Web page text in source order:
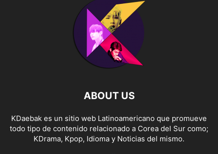
ABOUT US
KDaebak es un sitio web Latinoamericano que promueve
todo tipo de contenido relacionado a Corea del Sur como;
KDrama, Kpop, Idioma y Noticias del mismo.